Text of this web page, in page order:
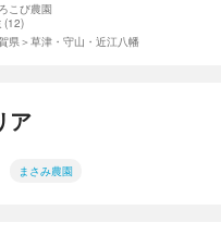
会えるかも♪
こび農園
(12)
県
草津・守山・近江八幡
ア
まさみ農園